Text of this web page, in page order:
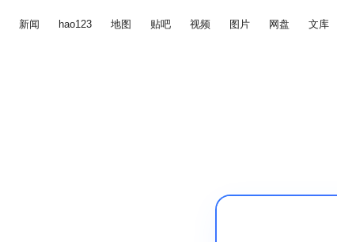
新闻 hao123 地图 贴吧 视频 图片 网盘 文库